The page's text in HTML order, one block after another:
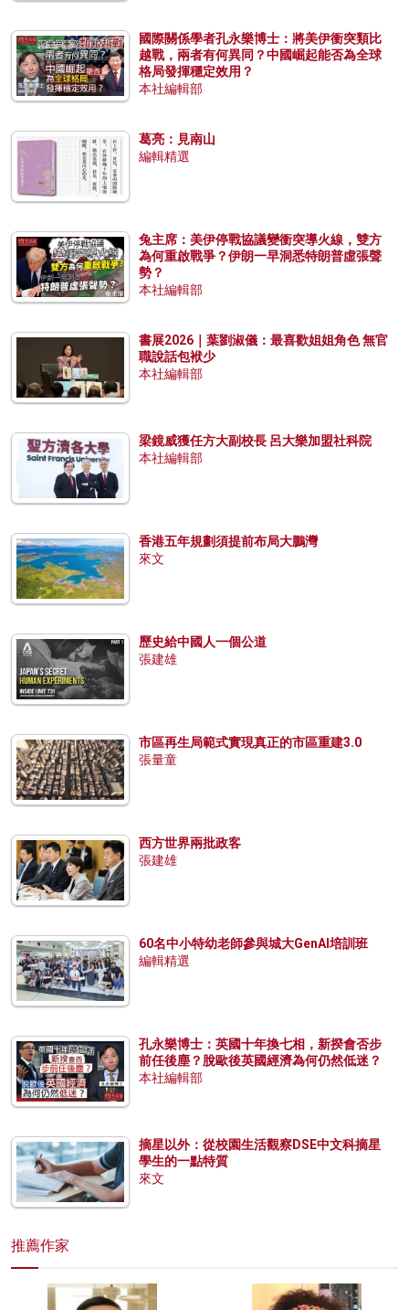
國際關係學者孔永樂博士：將美伊衝突類比
越戰，兩者有何異同？中國崛起能否為全球
格局發揮穩定效用？
本社編輯部
葛亮：見南山
編輯精選
兔主席：美伊停戰協議變衝突導火線，雙方
為何重啟戰爭？伊朗一早洞悉特朗普虛張聲
勢？
本社編輯部
書展2026｜葉劉淑儀：最喜歡姐姐角色 無官
職說話包袱少
本社編輯部
梁鏡威獲任方大副校長 呂大樂加盟社科院
本社編輯部
香港五年規劃須提前布局大鵬灣
來文
歷史給中國人一個公道
張建雄
市區再生局範式實現真正的市區重建3.0
張量童
西方世界兩批政客
張建雄
60名中小特幼老師參與城大GenAI培訓班
編輯精選
孔永樂博士：英國十年換七相，新揆會否步
前任後塵？脫歐後英國經濟為何仍然低迷？
本社編輯部
摘星以外：從校園生活觀察DSE中文科摘星
學生的一點特質
來文
推薦作家